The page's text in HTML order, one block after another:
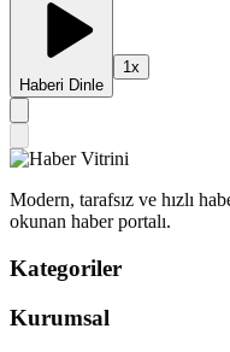
Haberi Dinle
1x
Modern, tarafsız ve hızlı
okunan haber portalı.
Kategoriler
Kurumsal